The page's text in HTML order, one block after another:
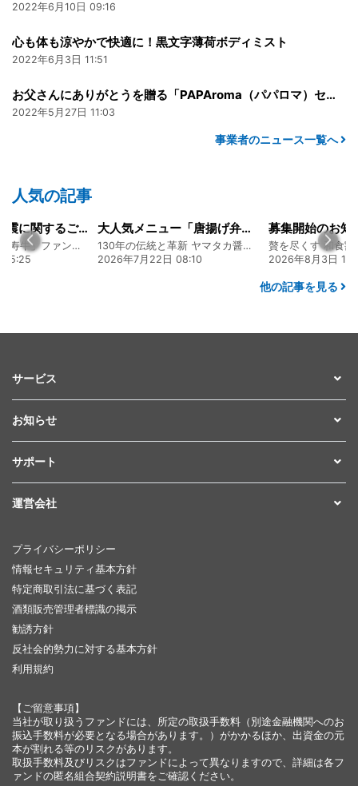
2022年6月10日 09:16
心も体も涼やかで快適に！黒文字薄荷ボディミスト
2022年6月3日 11:51
お父さんにありがとうを贈る「PAPAroma（パパロマ）セット」
2022年5月27日 11:03
事業者のニュース一覧へ
人気の記事
令和8年熊本地震に関するご報告
熊本 あか牛「延寿牛」ファンド2026
15:25
大人気メニュー「唐揚げ弁当」のレシピをご紹介します！
130年の伝統と革新 ヤマタカ醤油ファンド
2026年7月22日 08:10
募集開始のお知
贅を尽くす 和食
2026年8月3日
他の記事を見る
サービス
お知らせ
サポート
運営会社
プライバシーポリシー
情報セキュリティ基本方針
特定商取引法に基づく表記
酒類販売管理者標識の掲示
勧誘方針
反社会的勢力に対する基本方針
利用規約
【ご留意事項】
当社が取り扱うファンドには、所定の取扱手数料（別途金融機関へのお
振込手数料が必要となる場合があります。）がかかるほか、出資金の元
本が割れる等のリスクがあります。
取扱手数料及びリスクはファンドによって異なりますので、詳細は各フ
ァンドの匿名組合契約説明書をご確認ください。